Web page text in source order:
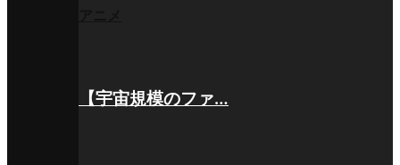
【宇宙規模のファ…